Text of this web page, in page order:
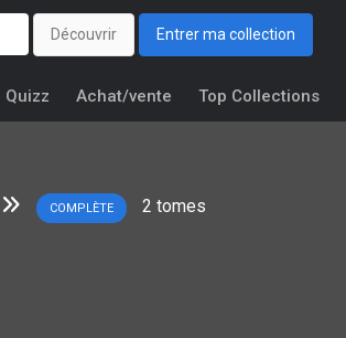
Découvrir Entrer ma collection
Quizz Achat/vente Top Collections
COMPLÈTE 2 tomes